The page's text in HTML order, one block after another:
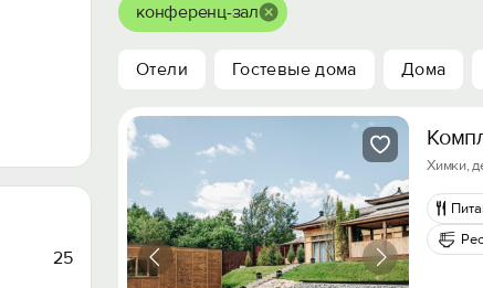
25
конференц-зал
Отели Гостевые дома Дома
Химки,